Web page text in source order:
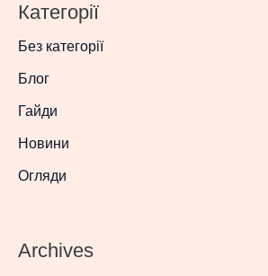
Категорії
Без категорії
Блог
Гайди
Новини
Огляди
Archives